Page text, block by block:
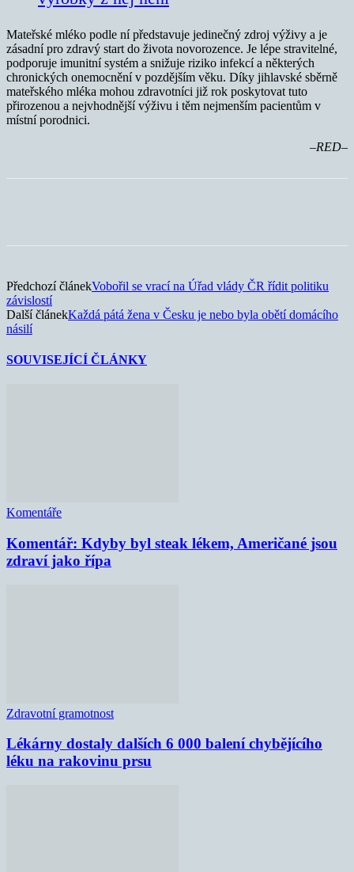
Mateřské mléko podle ní představuje jedinečný zdroj výživy a je
zásadní pro zdravý start do života novorozence. Je lépe stravitelné,
podporuje imunitní systém a snižuje riziko infekcí a některých
chronických onemocnění v pozdějším věku. Díky jihlavské sběrně
mateřského mléka mohou zdravotníci již rok poskytovat tuto
přirozenou a nejvhodnější výživu i těm nejmenším pacientům v
místní porodnici.
–RED–
Předchozí článekVobořil se vrací na Úřad vlády ČR řídit politiku
závislostí
Další článekKaždá pátá žena v Česku je nebo byla obětí domácího
násilí
SOUVISEJÍCÍ ČLÁNKY
Komentáře
Komentář: Kdyby byl steak lékem, Američané jsou
zdraví jako řípa
Zdravotní gramotnost
Lékárny dostaly dalších 6 000 balení chybějícího
léku na rakovinu prsu